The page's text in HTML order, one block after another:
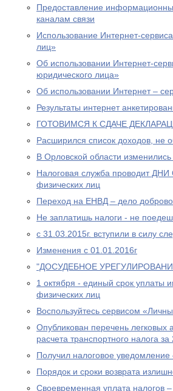
Предоставление
каналам связи
Использование Интернет-
лиц»
Об использовании Интернет-
юридического лица»
Об использовании Интернет –
Результаты интернет
ГОТОВИМСЯ К СДАЧЕ
Расширился список доходов, не
В Орловской области
Налоговая служба проводит
физических лиц
Переход на ЕНВД – дело
Не заплатишь налоги - не
с 31.03.2015г. вступили в силу
Изменения с 01.01.2016г
"ДОСУДЕБНОЕ
1 октября - единый срок уплаты
физических лиц
Воспользуйтесь сервисом
Опубликован перечень
расчета транспортного налога за
Получил налоговое уведомление
Порядок и сроки возврата
Своевременная уплата налогов